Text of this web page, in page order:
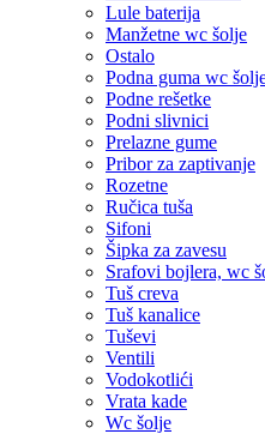
Lule baterija
Manžetne wc šolje
Ostalo
Podna guma wc
Podne rešetke
Podni slivnici
Prelazne gume
Pribor za zaptivanje
Rozetne
Ručica tuša
Sifoni
Šipka za zavesu
Srafovi bojlera, wc
Tuš creva
Tuš kanalice
Tuševi
Ventili
Vodokotlići
Vrata kade
Wc šolje